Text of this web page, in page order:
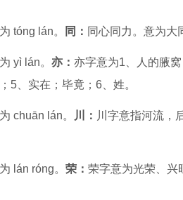
tóng lán。 同： 同心同力。意为大
yì lán。 亦： 亦字意为1、人的腋
5、实在；毕竟；6、姓。
chuān lán。 川： 川字意指河流，
lán róng。 荣： 荣字意为光荣、兴